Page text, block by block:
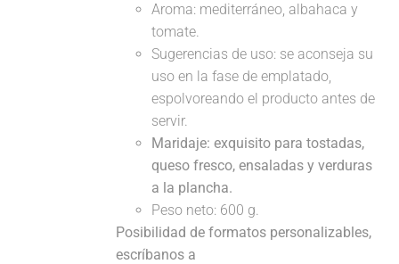
Aroma: mediterráneo, albahaca y
tomate.
Sugerencias de uso: se aconseja su
uso en la fase de emplatado,
espolvoreando el producto antes de
servir.
Maridaje: exquisito para tostadas,
queso fresco, ensaladas y verduras
a la plancha.
Peso neto: 600 g.
Posibilidad de formatos personalizables,
escríbanos a